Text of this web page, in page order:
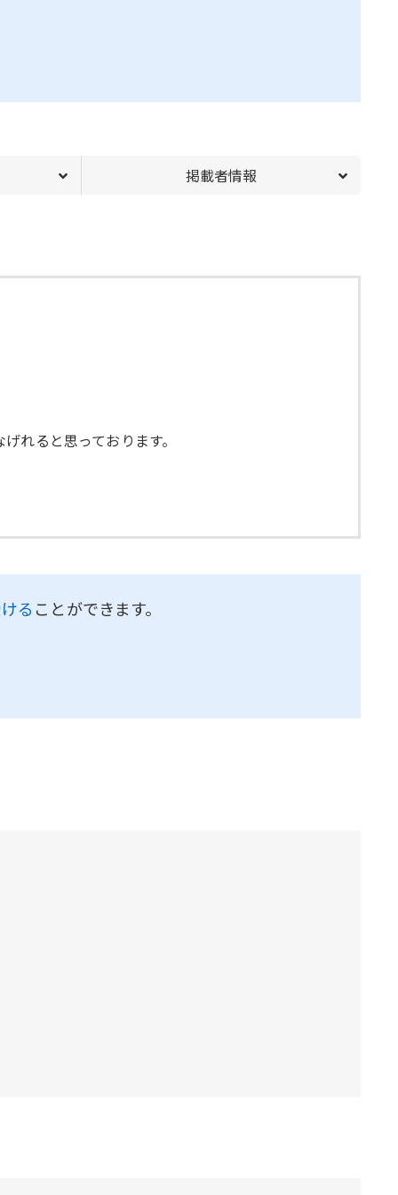
掲載者情報
れると思っております。
る ことができます。